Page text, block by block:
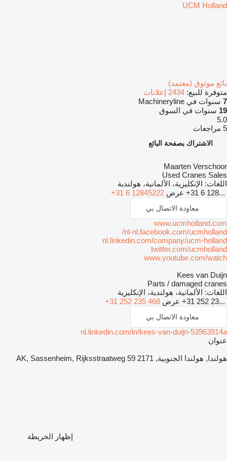
UCM Holland
بائع موثوق (معتمد)
متوفرة للبيع: 2434 إعلانات
7 سنوات في Machineryline
19 سنوات في السوق
5.0
5 مراجعات
الاشتراك بصفحة البائع
Maarten Verschoor
Used Cranes Sales
اللغات: الإنكليزية، الألمانية، هولندية
+31 6 128... عرض +31 6 12845222
معاودة الاتصال بي
www.ucmholland.com
nl-nl.facebook.com/ucmholland/
nl.linkedin.com/company/ucm-holland
twitter.com/ucmholland
www.youtube.com/watch
Kees van Duijn
Parts / damaged cranes
اللغات: الألمانية، هولندية، الإنكليزية
+31 252 23... عرض +31 252 235 468
معاودة الاتصال بي
nl.linkedin.com/in/kees-van-duijn-53963914a
عنوان
هولندا, هولندا الجنوبية, 2171 AK, Sassenheim, Rijksstraatweg 59
إظهار الخريطة